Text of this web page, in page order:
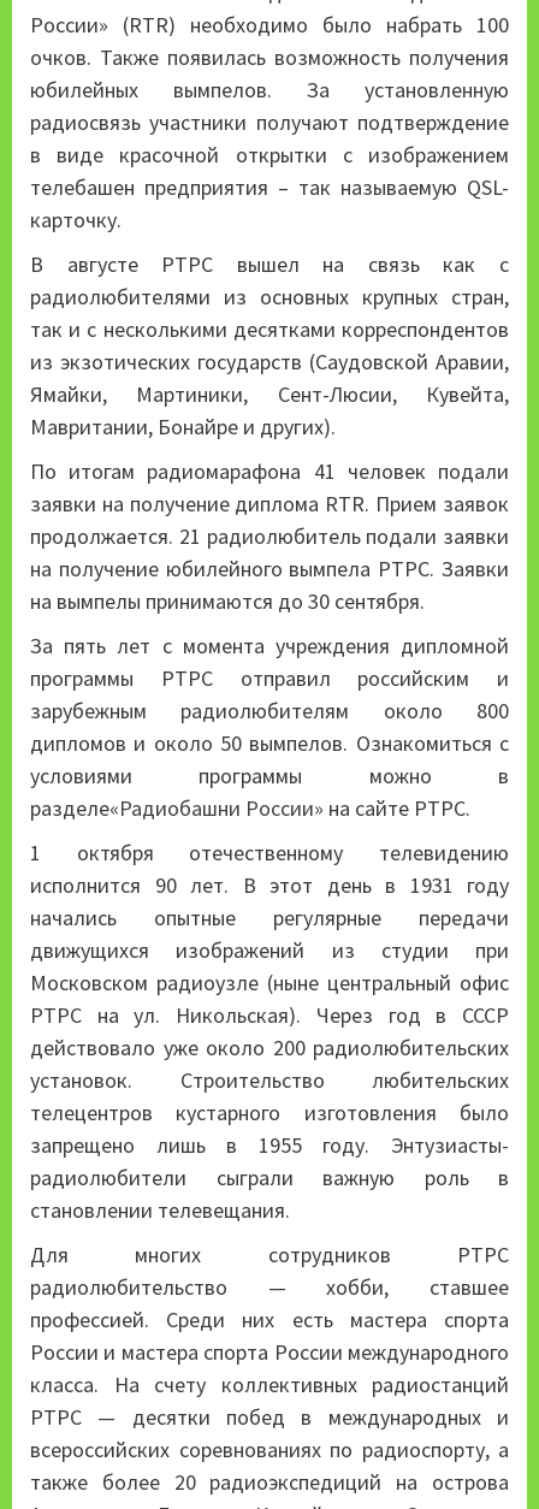
России» (RTR) необходимо было набрать 100
очков. Также появилась возможность получения
юбилейных вымпелов. За установленную
радиосвязь участники получают подтверждение
в виде красочной открытки с изображением
телебашен предприятия – так называемую QSL-
карточку.
В августе РТРС вышел на связь как с
радиолюбителями из основных крупных стран,
так и с несколькими десятками корреспондентов
из экзотических государств (Саудовской Аравии,
Ямайки, Мартиники, Сент-Люсии, Кувейта,
Мавритании, Бонайре и других).
По итогам радиомарафона 41 человек подали
заявки на получение диплома RTR. Прием заявок
продолжается. 21 радиолюбитель подали заявки
на получение юбилейного вымпела РТРС. Заявки
на вымпелы принимаются до 30 сентября.
За пять лет с момента учреждения дипломной
программы РТРС отправил российским и
зарубежным радиолюбителям около 800
дипломов и около 50 вымпелов. Ознакомиться с
условиями программы можно в
разделе«Радиобашни России» на сайте РТРС.
1 октября отечественному телевидению
исполнится 90 лет. В этот день в 1931 году
начались опытные регулярные передачи
движущихся изображений из студии при
Московском радиоузле (ныне центральный офис
РТРС на ул. Никольская). Через год в СССР
действовало уже около 200 радиолюбительских
установок. Строительство любительских
телецентров кустарного изготовления было
запрещено лишь в 1955 году. Энтузиасты-
радиолюбители сыграли важную роль в
становлении телевещания.
Для многих сотрудников РТРС
радиолюбительство — хобби, ставшее
профессией. Среди них есть мастера спорта
России и мастера спорта России международного
класса. На счету коллективных радиостанций
РТРС — десятки побед в международных и
всероссийских соревнованиях по радиоспорту, а
также более 20 радиоэкспедиций на острова